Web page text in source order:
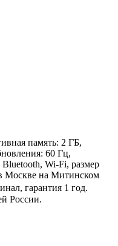
память: 2 ГБ,
60 Гц,
Wi-Fi, размер
Москве на Митинском
гарантия 1 год.
России.